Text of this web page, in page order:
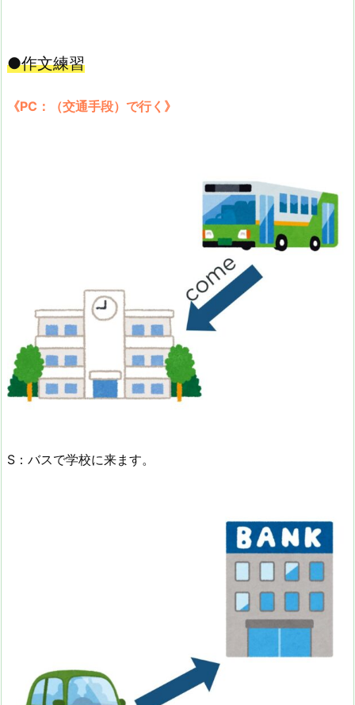
●作文練習
《PC：（交通手段）で行く》
S：バスで学校に来ます。